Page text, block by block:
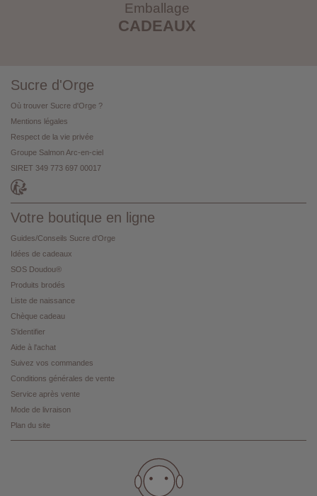
Emballage
CADEAUX
Sucre d'Orge
Où trouver Sucre d'Orge ?
Mentions légales
Respect de la vie privée
Groupe Salmon Arc-en-ciel
SIRET 349 773 697 00017
Votre boutique en ligne
Guides/Conseils Sucre d'Orge
Idées de cadeaux
SOS Doudou®
Produits brodés
Liste de naissance
Chèque cadeau
S'identifier
Aide à l'achat
Suivez vos commandes
Conditions générales de vente
Service après vente
Mode de livraison
Plan du site